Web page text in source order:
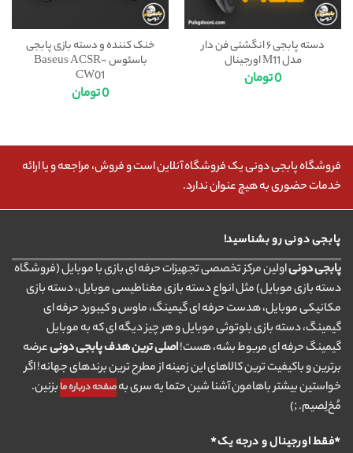
دسته پابجی ۶ انگشتی فن دار
مدل M11 اورجینال
0تومان
خنک کننده و دسته بازی پابجی
باسئوس Baseus ACSR-
CW01
0تومان
فروشگاه پابجی دونی یک فروشگاه آنلاین است و فروش، مراجعه و یا ارائه
خدمات حضوری به هیچ عنوان ندارد.
پابجی دونی رو بشناسید!
پابجی دونیاولین مرکز تخصصی تجهیزات حرفه ای بازی با موبایل (فروشگاه
دسته بازی موبایل) مثل انواع دسته بازی مغناطیسی موبایل، دسته بازی
مکانیکی موبایل، هدست حرفه ای گیمینگ، ماوس و کیبورد حرفه ای
گیمینگ، دسته بازی بلوتوثی موبایل و هر چیز دیگه ای که به موبایل
گیمینگ حرفه ای مربوط بشه، هست!اصلی ترین هدف پابجی دونیعرضه
برترین و باکیفیت ترین کالاهای این زمینه از مطرح ترین برندهای جهانه! اگر
خواستین بیشتر باهامون آشنا شین حتما یه سری بهصفحه درباره ما بزنین.
مُخ‌لِصیم. ;)
*فقط اورجینال و درجه یک*